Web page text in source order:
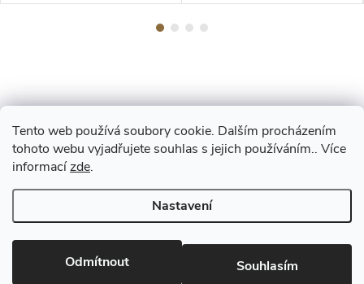
Tento web používá soubory cookie. Dalším procházením
tohoto webu vyjadřujete souhlas s jejich používáním.. Více
informacízde.
Nastavení
Odmítnout Souhlasím
Z
á
pCopyright 2026www.vyrejeme.cz. Všechna práva vyhrazena.Upravit
nastavení cookies